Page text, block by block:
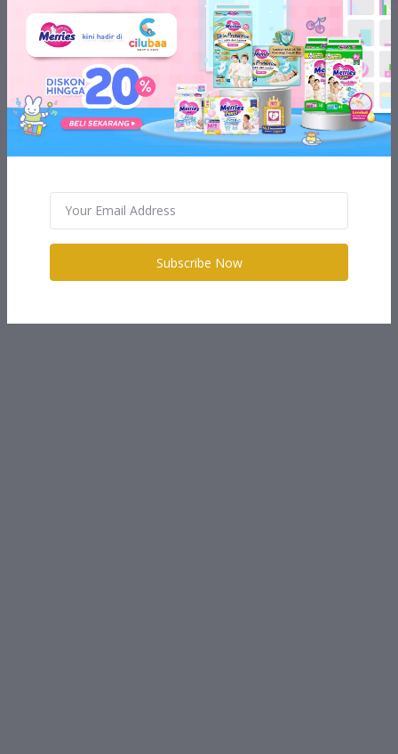
Subscribe Now